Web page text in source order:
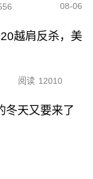
08-06
越肩反杀，美
阅读 12010
冬天又要来了